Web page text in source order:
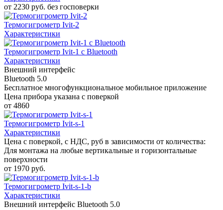
от 2230 руб. без госповерки
Термогигрометр Ivit-2
Характеристики
Термогигрометр Ivit-1 c Bluetooth
Характеристики
Внешний интерфейс
Bluetooth 5.0
Бесплатное многофункциональное мобильное приложение
Цена прибора указана с поверкой
от 4860
Термогигрометр Ivit-s-1
Характеристики
Цена с поверкой, с НДС, руб в зависимости от количества:
Для монтажа на любые вертикальные и горизонтальные
поверхности
от 1970 руб.
Термогигрометр Ivit-s-1-b
Характеристики
Внешний интерфейс Bluetooth 5.0